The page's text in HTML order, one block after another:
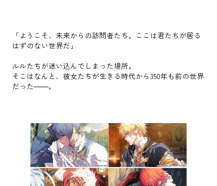
「ようこそ、未来からの訪問者たち。ここは君たちが居る
はずのない世界だ」
ルルたちが迷い込んでしまった場所。
そこはなんと、彼女たちが生きる時代から350年も前の世界
だった――。